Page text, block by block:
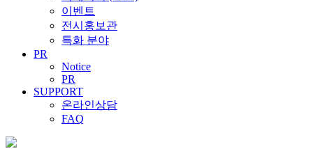
이벤트
전시홍보관
특화 분야
PR
Notice
PR
SUPPORT
온라인상담
FAQ